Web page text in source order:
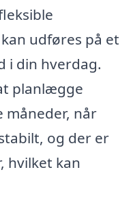
udføres på et
i din hverdag.
planlægge
måneder, når
og der er
hvilket kan